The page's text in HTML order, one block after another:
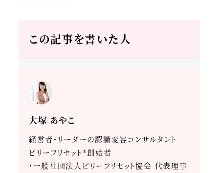
この記事を書いた人
大塚 あやこ
経営者・リーダーの認識変容コンサルタント
ビリーフリセット®創始者
・一般社団法人ビリーフリセット協会 代表理事